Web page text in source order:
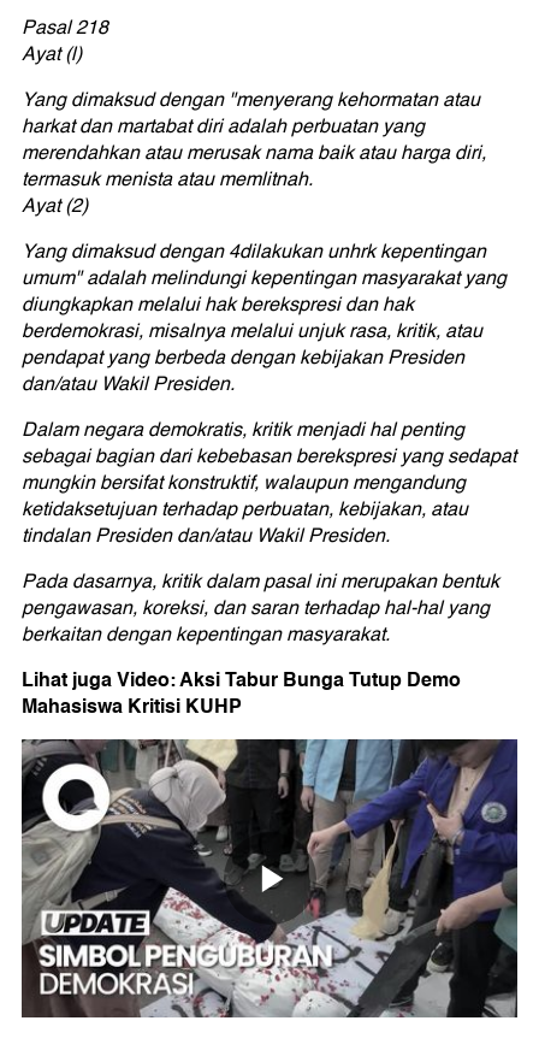
Pasal 218
Ayat (l)
Yang dimaksud dengan "menyerang kehormatan atau
harkat dan martabat diri adalah perbuatan yang
merendahkan atau merusak nama baik atau harga diri,
termasuk menista atau memlitnah.
Ayat (2)
Yang dimaksud dengan 4dilakukan unhrk kepentingan
umum" adalah melindungi kepentingan masyarakat yang
diungkapkan melalui hak berekspresi dan hak
berdemokrasi, misalnya melalui unjuk rasa, kritik, atau
pendapat yang berbeda dengan kebijakan Presiden
dan/atau Wakil Presiden.
Dalam negara demokratis, kritik menjadi hal penting
sebagai bagian dari kebebasan berekspresi yang sedapat
mungkin bersifat konstruktif, walaupun mengandung
ketidaksetujuan terhadap perbuatan, kebijakan, atau
tindalan Presiden dan/atau Wakil Presiden.
Pada dasarnya, kritik dalam pasal ini merupakan bentuk
pengawasan,koreksi, dan saran terhadap hal-hal yang
berkaitan dengan kepentingan masyarakat.
Lihat juga Video: Aksi Tabur Bunga Tutup Demo
Mahasiswa Kritisi KUHP